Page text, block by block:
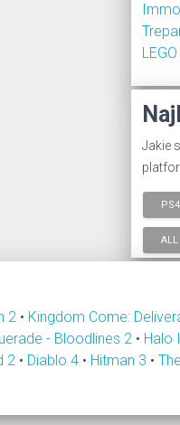
Jakie
PS4
ALL
2 • Kingdom Come:
- Bloodlines 2 • Halo
2 • Diablo 4 • Hitman 3 •